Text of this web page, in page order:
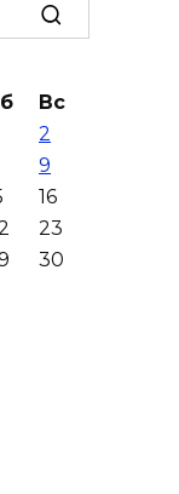
Вс
2
9
16
23
30